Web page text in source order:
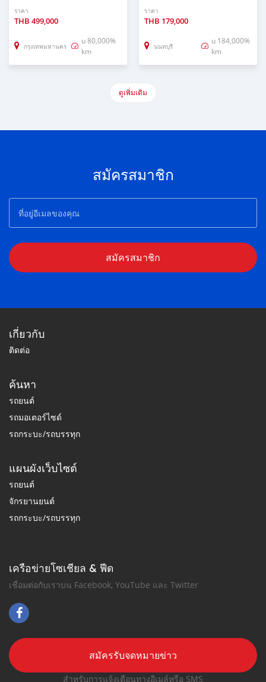
ราคา
THB 499,000
กรุงเทพมหานคร
u 80,000%
km
ราคา
THB 179,000
นนทบุรี
u 184,000%
km
ดูเพิ่มเติม
สมัครสมาชิก
สมัครสมาชิก
เกี่ยวกับ
ติดต่อ
ค้นหา
รถยนต์
รถมอเตอร์ไซด์
รถกระบะ/รถบรรทุก
แผนผังเว็บไซต์
รถยนต์
จักรยานยนต์
รถกระบะ/รถบรรทุก
เครือข่ายโซเชียล & ฟีด
เชื่อมต่อกับเราบน Facebook, YouTube และ Twitter
สมัครรับจดหมายข่าว
สำหรับการแจ้งเตือนทางอีเมล์หรือ SMS